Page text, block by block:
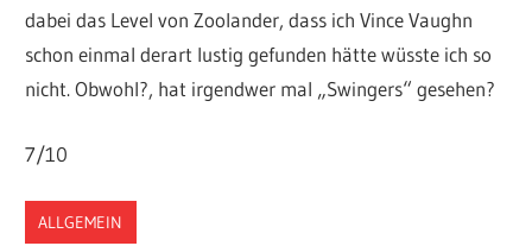
dabei das Level von Zoolander, dass ich Vince Vaughn
schon einmal derart lustig gefunden hätte wüsste ich so
nicht. Obwohl?, hat irgendwer mal „Swingers“ gesehen?
7/10
ALLGEMEIN